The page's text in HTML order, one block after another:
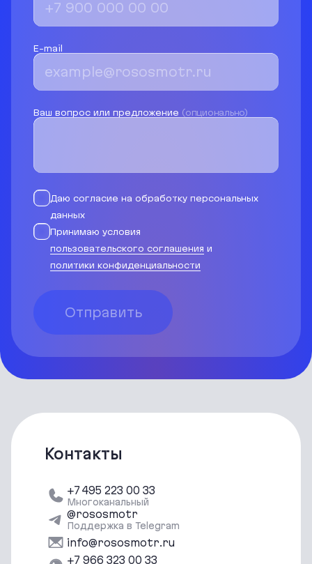
E-mail
Ваш вопрос или предложение (опционально)
Даю согласие на обработку персональных
данных
Принимаю условия
пользовательского соглашения и
политики конфиденциальности
Отправить
Контакты
+7 495 223 00 33
Многоканальный
@rososmotr
Поддержка в Telegram
info@rososmotr.ru
‪+7 966 323 00 33‬